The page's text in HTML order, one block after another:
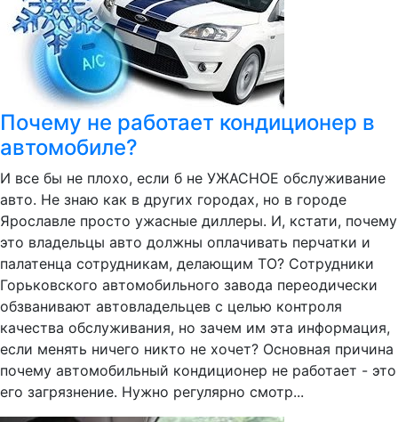
Почему не работает кондиционер в
автомобиле?
И все бы не плохо, если б не УЖАСНОЕ обслуживание
авто. Не знаю как в других городах, но в городе
Ярославле просто ужасные диллеры. И, кстати, почему
это владельцы авто должны оплачивать перчатки и
палатенца сотрудникам, делающим ТО? Сотрудники
Горьковского автомобильного завода переодически
обзванивают автовладельцев с целью контроля
качества обслуживания, но зачем им эта информация,
если менять ничего никто не хочет? Основная причина
почему автомобильный кондиционер не работает - это
его загрязнение. Нужно регулярно смотр...